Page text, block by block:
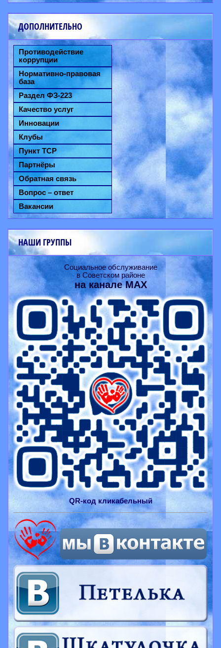
ДОПОЛНИТЕЛЬНО
Противодействие
коррупции
Нормативно-правовая
база
Раздел ФЗ-223
Качество услуг
Инновации
Клубы
Пункт ТСР
Партнёры
Обратная связь
Вопрос – ответ
Вакансии
НАШИ ГРУППЫ
Социальное обслуживание
в Советском районе
на каналеMAX
QR-код кликабельный